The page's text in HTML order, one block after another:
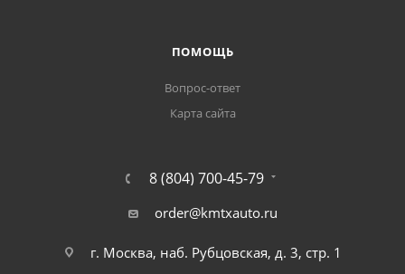
ПОМОЩЬ
Вопрос-ответ
Карта сайта
8 (804) 700-45-79
order@kmtxauto.ru
г. Москва, наб. Рубцовская, д. 3, стр. 1